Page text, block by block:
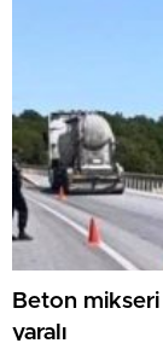
Beton mikseri
yaralı